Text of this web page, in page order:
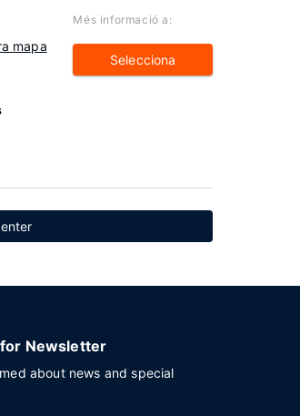
mapa
Més informació a:
Selecciona
Newsletter
about news and special